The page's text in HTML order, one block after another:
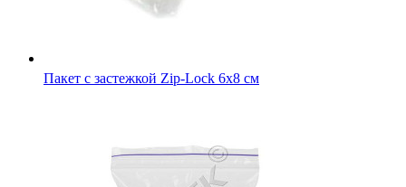
Пакет с застежкой Zip-Lock 7х10 см